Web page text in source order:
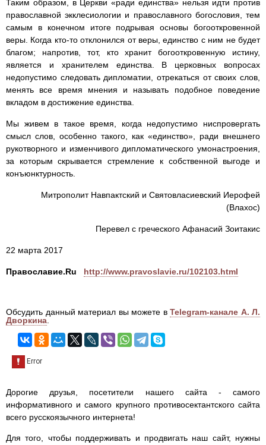
Таким образом, в Церкви «ради единства» нельзя идти против
православной экклесиологии и православного богословия, тем
самым в конечном итоге подрывая основы богооткровенной
веры. Когда кто-то отклонился от веры, единство с ним не будет
благом; напротив, тот, кто хранит богооткровенную истину,
является и хранителем единства. В церковных вопросах
недопустимо следовать дипломатии, отрекаться от своих слов,
менять все время мнения и называть подобное поведение
вкладом в достижение единства.
Мы живем в такое время, когда недопустимо ниспровергать
смысл слов, особенно такого, как «единство», ради внешнего
рукотворного и изменчивого дипломатического умонастроения,
за которым скрывается стремление к собственной выгоде и
конъюнктурность.
Митрополит Навпактский и Святовласиевский Иерофей
(Влахос)
Перевел с греческого Афанасий Зоитакис
22 марта 2017
Православие.Ru http://www.pravoslavie.ru/102103.html
Обсудить данный материал вы можете в Telegram-канале А. Л.
Дворкина.
Дорогие друзья, посетители нашего сайта - самого
информативного и самого крупного противосектантского сайта
всего русскоязычного интернета!
Для того, чтобы поддерживать и продвигать наш сайт, нужны